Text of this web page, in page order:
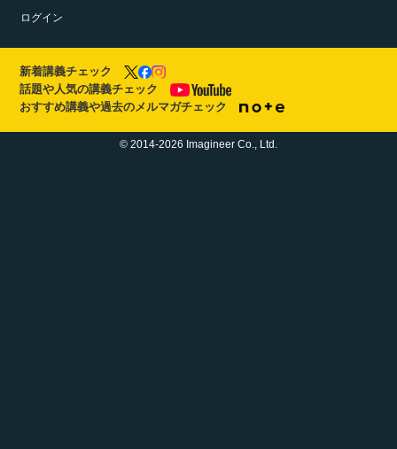
ログイン
新着講義チェック
話題や人気の講義チェック
おすすめ講義や過去のメルマガチェック
© 2014-2026 Imagineer Co., Ltd.